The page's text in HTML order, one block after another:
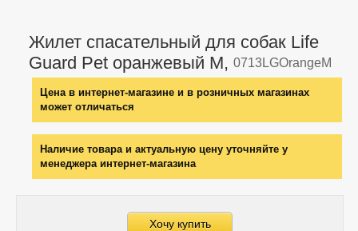
Жилет спасательный для собак Life
Guard Pet оранжевый M, 0713LGOrangeM
Цена в интернет-магазине и в розничных магазинах
может отличаться
Наличие товара и актуальную цену уточняйте у
менеджера интернет-магазина
Хочу купить